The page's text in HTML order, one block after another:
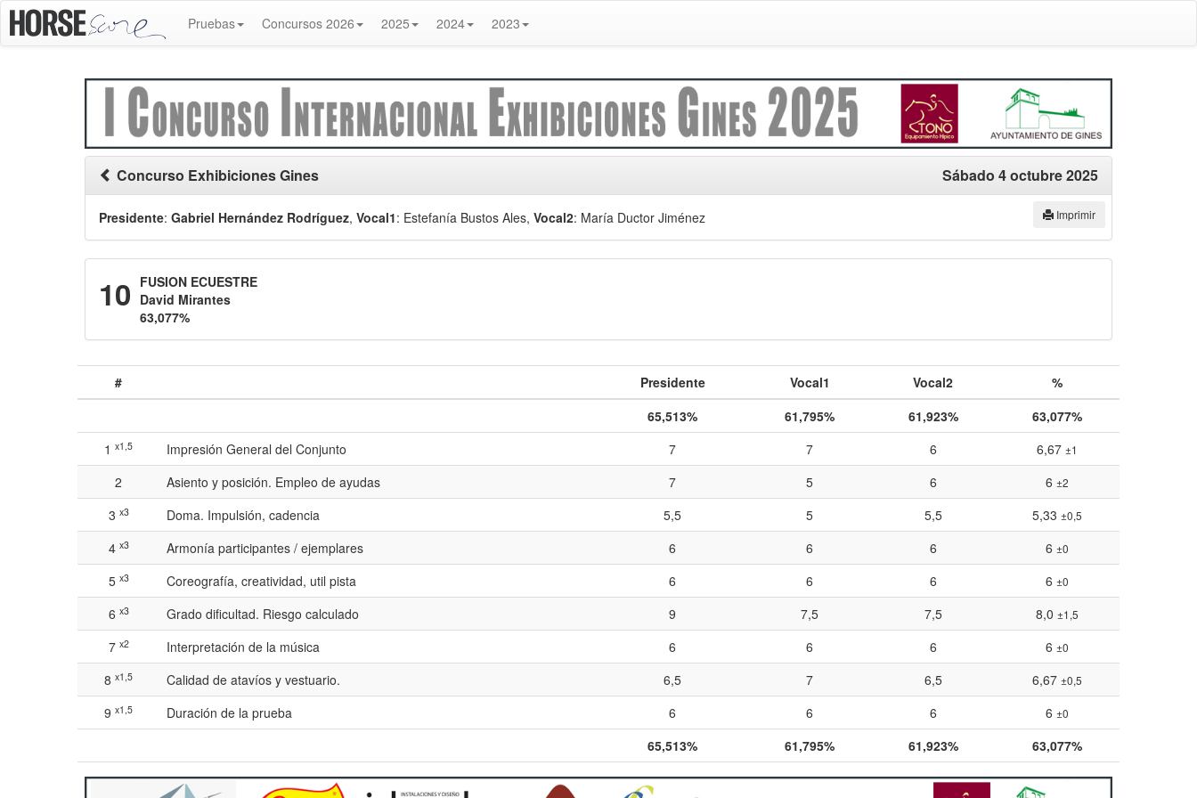
Pruebas Concursos 2026 2025 2024 2023
Concurso Exhibiciones Gines Sábado 4 octubre 2025
Imprimir
Presidente: Gabriel Hernández Rodríguez, Vocal1: Estefanía Bustos Ales, Vocal2: María Ductor Jiménez
10 FUSION ECUESTRE
David Mirantes
63,077%
# Presidente Vocal1 Vocal2
%
65,513%
61,795% 61,923%
63,077%
1 x1,5 Impresión General del Conjunto 7 7 6 6,67 ±1
2 Asiento y posición. Empleo de ayudas 7 5 6 6 ±2
3 x3 Doma. Impulsión, cadencia 5,5 5 5,5 5,33 ±0,5
4 x3 Armonía participantes / ejemplares 6 6 6 6 ±0
5 x3 Coreografía, creatividad, util pista 6 6 6 6 ±0
6 x3 Grado dificultad. Riesgo calculado 9 7,5 7,5 8,0 ±1,5
7 x2 Interpretación de la música 6 6 6 6 ±0
8 x1,5 Calidad de atavíos y vestuario. 6,5 7 6,5 6,67 ±0,5
9 x1,5 Duración de la prueba 6 6 6 6 ±0
65,513% 61,795% 61,923% 63,077%